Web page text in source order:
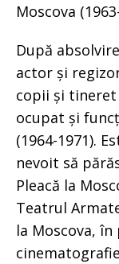
Moscova
După
actor și
copii și tineret
ocupat și
(1964-1971).
nevoit să
Pleacă la
Teatrul
la Moscova,